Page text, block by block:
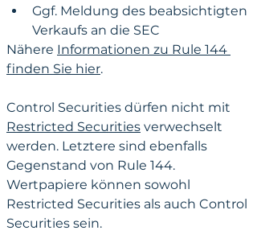
Ggf. Meldung des beabsichtigten
Verkaufs an die SEC
Nähere Informationen zu Rule 144
finden Sie hier.
Control Securities dürfen nicht mit
Restricted Securities verwechselt
werden. Letztere sind ebenfalls
Gegenstand von Rule 144.
Wertpapiere können sowohl
Restricted Securities als auch Control
Securities sein.